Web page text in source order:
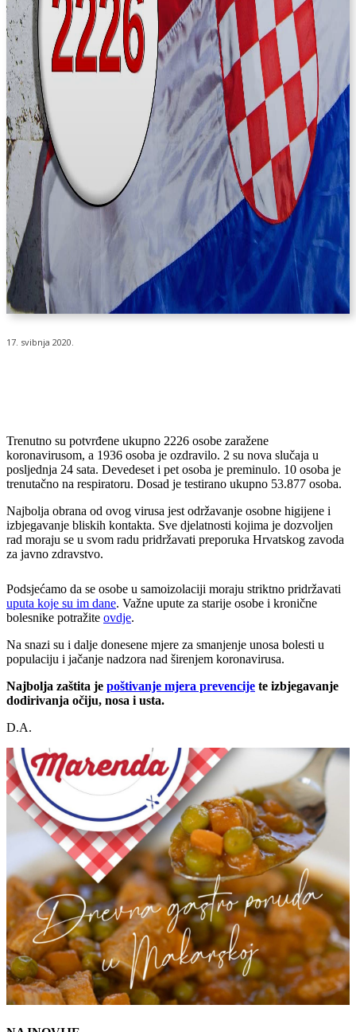
17. svibnja 2020.
Trenutno su potvrđene ukupno 2226 osobe zaražene
koronavirusom, a 1936 osoba je ozdravilo. 2 su nova slučaja u
posljednja 24 sata. Devedeset i pet osoba je preminulo. 10 osoba je
trenutačno na respiratoru. Dosad je testirano ukupno 53.877 osoba.
Najbolja obrana od ovog virusa jest održavanje osobne higijene i
izbjegavanje bliskih kontakta. Sve djelatnosti kojima je dozvoljen
rad moraju se u svom radu pridržavati preporuka Hrvatskog zavoda
za javno zdravstvo.
Podsjećamo da se osobe u samoizolaciji moraju striktno pridržavati
uputa koje su im dane. Važne upute za starije osobe i kronične
bolesnike potražite ovdje.
Na snazi su i dalje donesene mjere za smanjenje unosa bolesti u
populaciju i jačanje nadzora nad širenjem koronavirusa.
Najbolja zaštita je poštivanje mjera prevencije te izbjegavanje
dodirivanja očiju, nosa i usta.
D.A.